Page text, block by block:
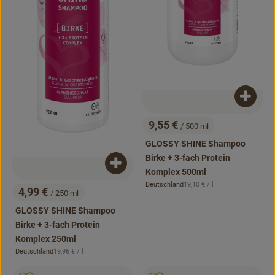
, Preis:
4,99 € / 250 ml
GLOSSY SHINE Shampoo
Birke + 3-fach Protein
Komplex 250ml
, Herkunft:
Deutschland, Referenzpreis:
19,96 € / l
Produkt zum Warenkorb hinzufügen
, Preis:
9,55 € / 500 ml
GLOSSY SHINE Shampoo
Birke + 3-fach Protein
Komplex 500ml
, Herkunft:
Deutschland, Referenzpreis:
19,10 € / l